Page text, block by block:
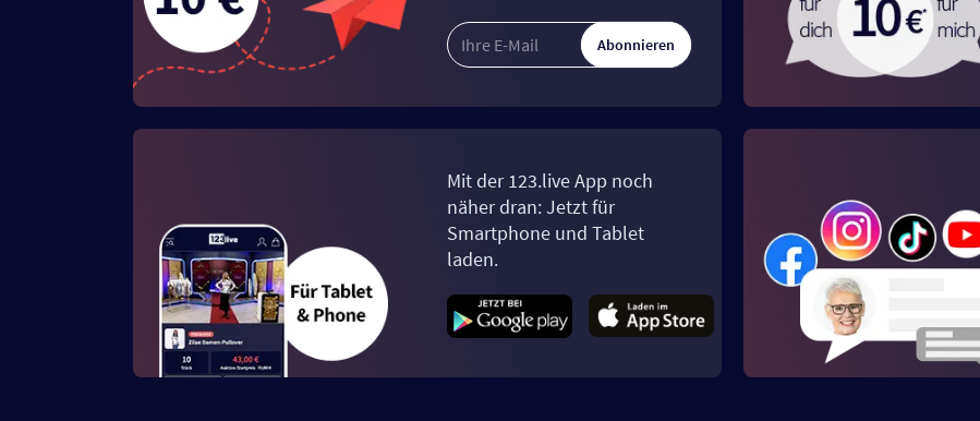
Abonnieren
Mit der 123.live App noch
näher dran: Jetzt für
Smartphone und Tablet
laden.